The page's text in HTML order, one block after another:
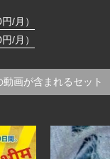
/月）
/月）
動画が含まれるセット